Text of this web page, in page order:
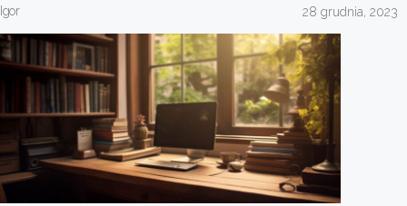
Igor 28 grudnia, 2023